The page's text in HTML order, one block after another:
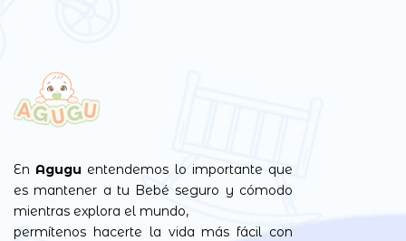
En Agugu entendemos lo importante que
es mantener a tu Bebé seguro y cómodo
mientras explora el mundo,
permítenos hacerte la vida más fácil con